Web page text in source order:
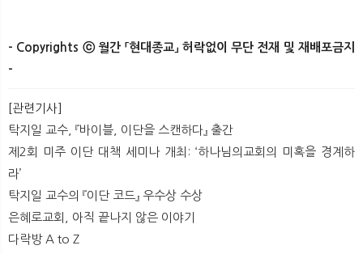
- Copyrights ⓒ 월간 「현대종교」 허락없이 무단 전재 및 재배포금지
-​ ​
[관련기사]
탁지일 교수, 『바이블, 이단을 스캔하다』 출간
제2회 미주 이단 대책 세미나 개최: ‘하나님의교회의 미혹을 경계하
라’
탁지일 교수의 『이단 코드』 우수상 수상
은혜로교회, 아직 끝나지 않은 이야기
다락방 A to Z